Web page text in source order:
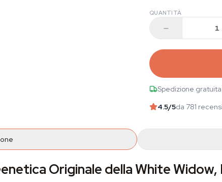
QUANTITÀ
Spedizione
4.5/5da 781
Originale della White